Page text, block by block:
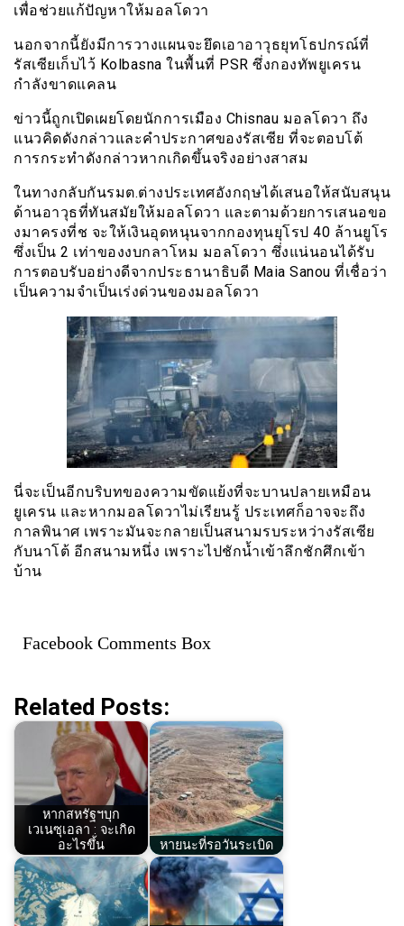
เพื่อช่วยแก้ปัญหาให้มอลโดวา
นอกจากนี้ยังมีการวางแผนจะยึดเอาอาวุธยุทโธปกรณ์ที่
รัสเซียเก็บไว้ Kolbasna ในพื้นที่ PSR ซึ่งกองทัพยูเครน
กำลังขาดแคลน
ข่าวนี้ถูกเปิดเผยโดยนักการเมือง Chisnau มอลโดวา ถึง
แนวคิดดังกล่าวและคำประกาศของรัสเซีย ที่จะตอบโต้
การกระทำดังกล่าวหากเกิดขึ้นจริงอย่างสาสม
ในทางกลับกันรมต.ต่างประเทศอังกฤษได้เสนอให้สนับสนุน
ด้านอาวุธที่ทันสมัยให้มอลโดวา และตามด้วยการเสนอขอ
งมาครงที่ช จะให้เงินอุดหนุนจากกองทุนยุโรป 40 ล้านยูโร
ซึ่งเป็น 2 เท่าของงบกลาโหม มอลโดวา ซึ่งแน่นอนได้รับ
การตอบรับอย่างดีจากประธานาธิบดี Maia Sanou ที่เชื่อว่า
เป็นความจำเป็นเร่งด่วนของมอลโดวา
นี่จะเป็นอีกบริบทของความขัดแย้งที่จะบานปลายเหมือน
ยูเครน และหากมอลโดวาไม่เรียนรู้ ประเทศก็อาจจะถึง
กาลพินาศ เพราะมันจะกลายเป็นสนามรบระหว่างรัสเซีย
กับนาโต้ อีกสนามหนึ่ง เพราะไปชักน้ำเข้าลึกชักศึกเข้า
บ้าน
Facebook Comments Box
Related Posts:
หากสหรัฐฯบุก
เวเนซุเอลา : จะเกิด
อะไรขึ้น
หายนะที่รอวันระเบิด